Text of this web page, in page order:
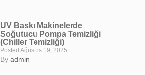
UV Baskı Makinelerde
Soğutucu Pompa Temizliği
(Chiller Temizliği)
Posted Ağustos 19, 2025
By admin